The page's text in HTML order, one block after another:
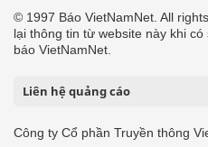
© 1997 Báo VietNamNet. All
lại thông tin từ website này khi
báo VietNamNet.
Liên hệ quảng cáo
Công ty Cổ phần Truyền thông